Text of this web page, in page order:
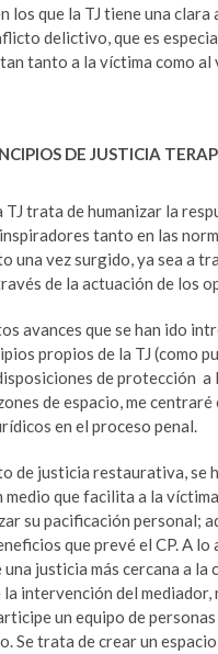
los que la TJ tiene una
delictivo, que es
tanto a la víctima como
DE JUSTICIA
trata de humanizar la
tanto en las
una vez surgido, ya sea a
de la actuación de los
avances que se han ido
propios de la TJ (como
de protección
de espacio, me
en el proceso penal.
de justicia restaurativa,
medio que facilita a la
su pacificación personal;
que prevé el CP. A
una justicia más cercana a
intervención del
un equipo de
Se trata de crear un